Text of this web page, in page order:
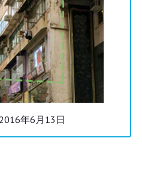
年6月13日